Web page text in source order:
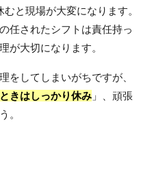
と現場が大変になります。
任されたシフトは責任持っ
が大切になります。
をしてしまいがちですが、
きはしっかり休み 」、頑張
。